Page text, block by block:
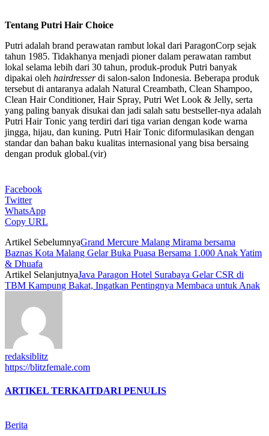
Tentang Putri Hair Choice
Putri adalah brand perawatan rambut lokal dari ParagonCorp sejak
tahun 1985. Tidakhanya menjadi pioner dalam perawatan rambut
lokal selama lebih dari 30 tahun, produk-produk Putri banyak
dipakai oleh hairdresserdi salon-salon Indonesia. Beberapa produk
tersebut di antaranya adalah Natural Creambath, Clean Shampoo,
Clean Hair Conditioner, Hair Spray, Putri Wet Look & Jelly, serta
yang paling banyak disukai dan jadi salah satu bestseller-nya adalah
Putri Hair Tonic yang terdiri dari tiga varian dengan kode warna
jingga, hijau, dan kuning. Putri Hair Tonic diformulasikan dengan
standar dan bahan baku kualitas internasional yang bisa bersaing
dengan produk global.(vir)
Facebook
Twitter
WhatsApp
Copy URL
Artikel SebelumnyaGrand Mercure Malang Mirama bersama
Baznas Kota Malang Gelar Buka Puasa Bersama 1.000 Anak Yatim
& Dhuafa
Artikel SelanjutnyaJava Paragon Hotel Surabaya Gelar CSR di
TBM Kampung Bakat, Ingatkan Pentingnya Membaca untuk Anak
redaksiblitz
https://blitzfemale.com
ARTIKEL TERKAITDARI PENULIS
Berita